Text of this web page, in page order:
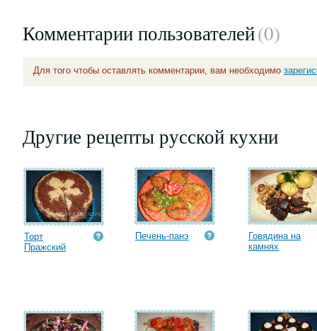
Комментарии пользователей(0)
Для того чтобы оставлять комментарии, вам необходимо
Другие рецепты русской кухни
Торт
Пражский
Печень-панэ
Говядина на
камнях